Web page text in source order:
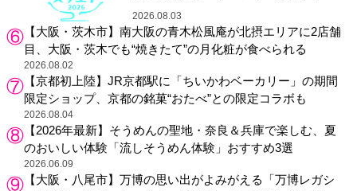
り
2026.08.03
【大阪・茨木市】南大阪の青木松風庵が北摂エリアに2店舗
目、大阪・茨木でも“焼きたて”の月化粧が食べられる
2026.08.02
【京都初上陸】JR京都駅に「ちいかわベーカリー」の期間
限定ショップ、京都の銘菓“おたべ”との限定コラボも
2026.08.04
【2026年最新】そうめんの聖地・奈良＆兵庫で楽しむ、夏
のおいしい体験「流しそうめん体験」おすすめ3選
2026.06.09
【大阪・八尾市】万博の思い出がよみがえる「万博レガシ